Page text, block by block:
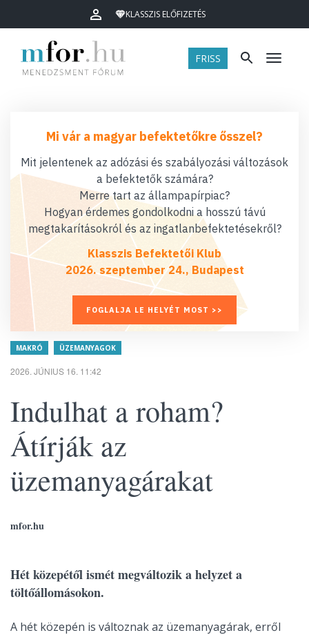
KLASSZIS ELŐFIZETÉS
FRISS Menü
Mi vár a magyar befektetőkre ősszel?
Mit jelentenek az adózási és szabályozási változások
a befektetők számára?
Merre tart az állampapírpiac?
Hogyan érdemes gondolkodni a hosszú távú
megtakarításokról és az ingatlanbefektetésekről?
Klasszis Befektetői Klub
2026. szeptember 24., Budapest
FOGLALJA LE HELYÉT MOST >>
MAKRÓ ÜZEMANYAGOK
2026. JÚNIUS 16. 11:42
Indulhat a roham?
Átírják az
üzemanyagárakat
mfor.hu
Hét közepétől ismét megváltozik a helyzet a
töltőállomásokon.
A hét közepén is változnak az üzemanyagárak, erről